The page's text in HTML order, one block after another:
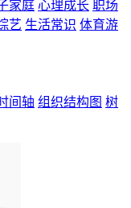
家庭 心理成长 职场
艺 生活常识 体育游
间轴 组织结构图 树